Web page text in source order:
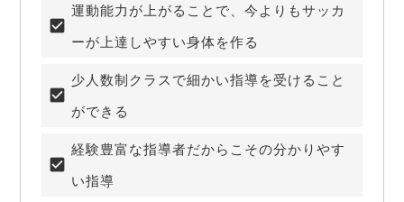
運動能力が上がることで、今よりもサッカ
ーが上達しやすい身体を作る
少人数制クラスで細かい指導を受けること
ができる
経験豊富な指導者だからこその分かりやす
い指導